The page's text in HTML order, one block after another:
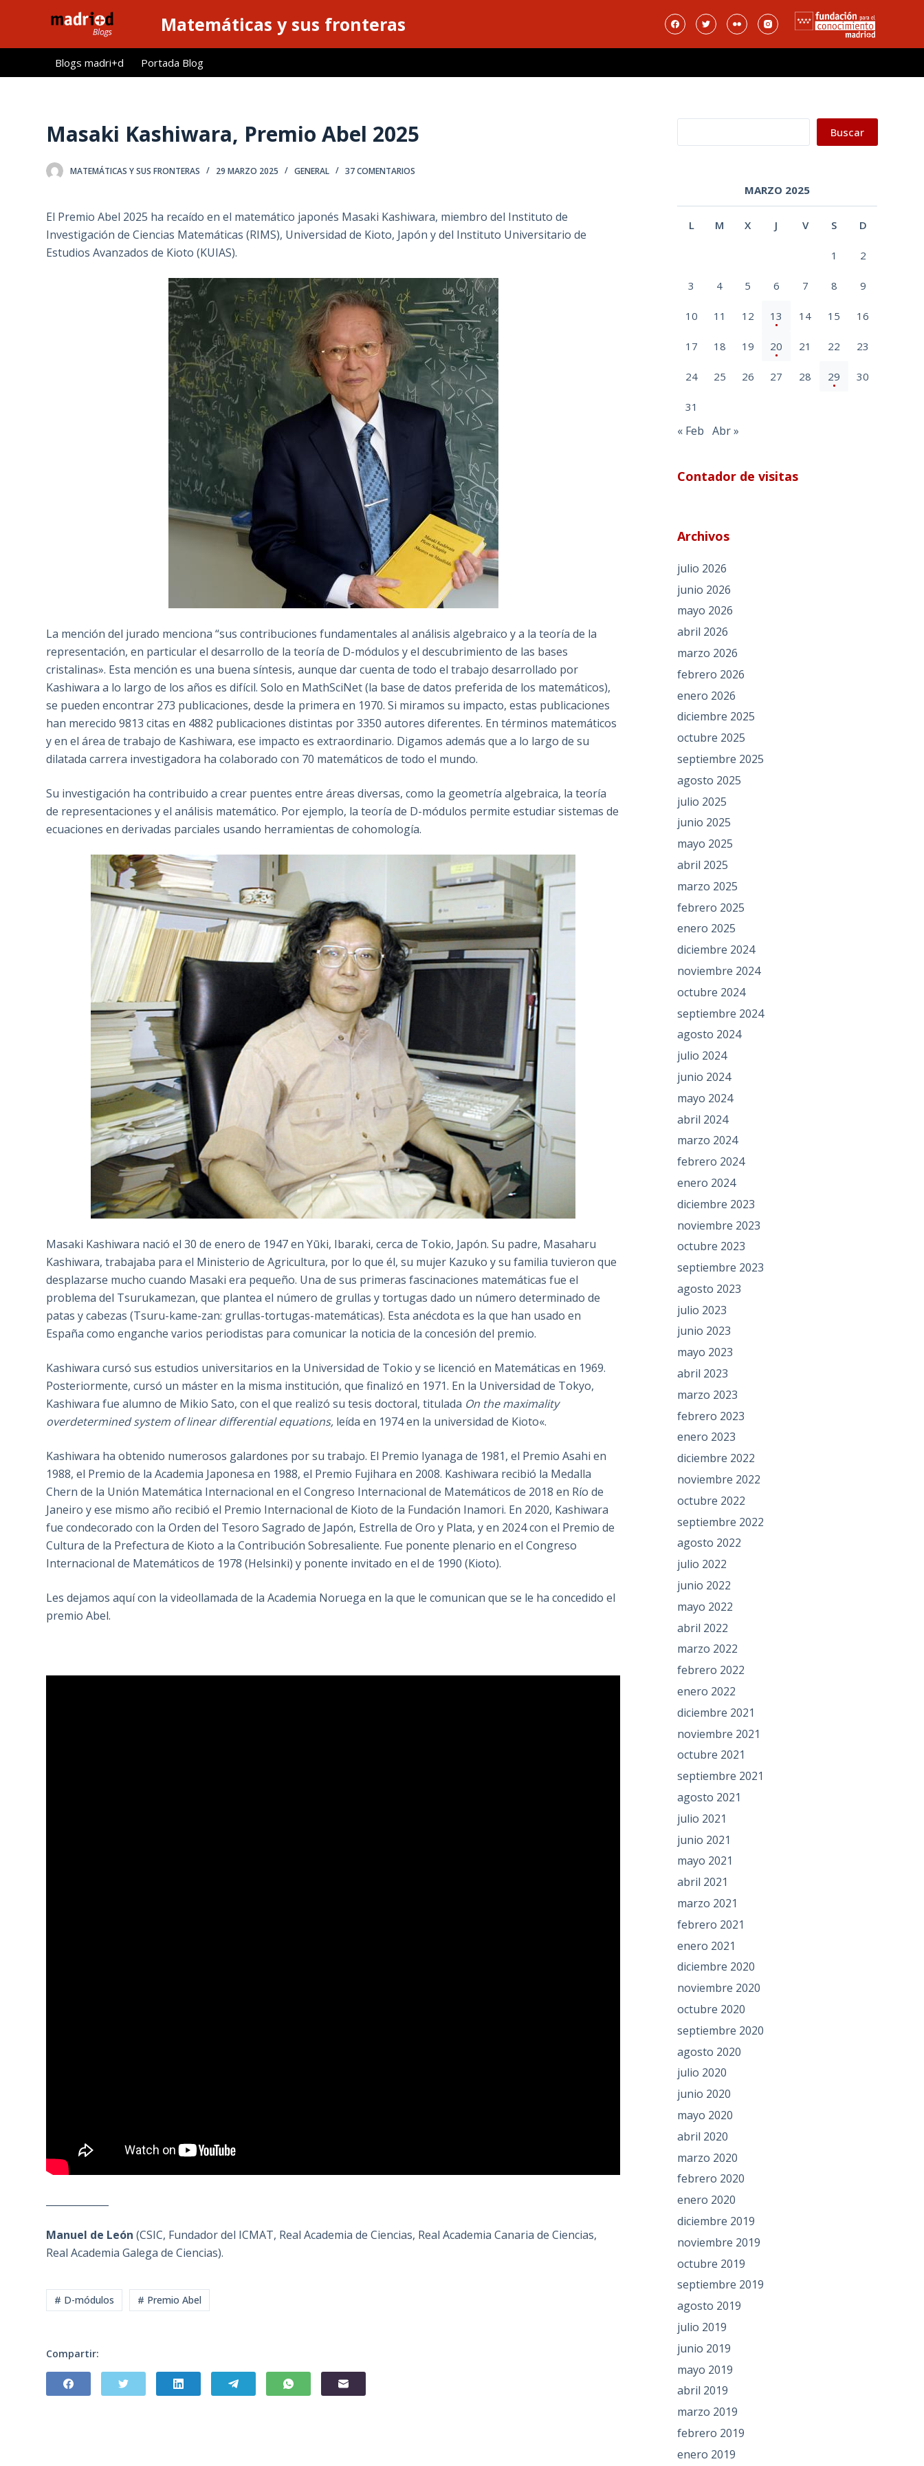
l
Matemáticas y sus fronteras
Blogs madri+d Portada Blog
Masaki Kashiwara, Premio Abel 2025
MATEMÁTICAS Y SUS FRONTERAS 29 MARZO 2025 GENERAL 37 COMENTARIOS
El Premio Abel 2025 ha recaído en el matemático japonés Masaki Kashiwara, miembro del Instituto de
Investigación de Ciencias Matemáticas (RIMS), Universidad de Kioto, Japón y del Instituto Universitario de
Estudios Avanzados de Kioto (KUIAS).
La mención del jurado menciona “sus contribuciones fundamentales al análisis algebraico y a la teoría de la
representación, en particular el desarrollo de la teoría de D-módulos y el descubrimiento de las bases
cristalinas». Esta mención es una buena síntesis, aunque dar cuenta de todo el trabajo desarrollado por
Kashiwara a lo largo de los años es difícil. Solo en MathSciNet (la base de datos preferida de los matemáticos),
se pueden encontrar 273 publicaciones, desde la primera en 1970. Si miramos su impacto, estas publicaciones
han merecido 9813 citas en 4882 publicaciones distintas por 3350 autores diferentes. En términos matemáticos
y en el área de trabajo de Kashiwara, ese impacto es extraordinario. Digamos además que a lo largo de su
dilatada carrera investigadora ha colaborado con 70 matemáticos de todo el mundo.
Su investigación ha contribuido a crear puentes entre áreas diversas, como la geometría algebraica, la teoría
de representaciones y el análisis matemático. Por ejemplo, la teoría de D-módulos permite estudiar sistemas de
ecuaciones en derivadas parciales usando herramientas de cohomología.
Masaki Kashiwara nació el 30 de enero de 1947 en Yūki, Ibaraki, cerca de Tokio, Japón. Su padre, Masaharu
Kashiwara, trabajaba para el Ministerio de Agricultura, por lo que él, su mujer Kazuko y su familia tuvieron que
desplazarse mucho cuando Masaki era pequeño. Una de sus primeras fascinaciones matemáticas fue el
problema del Tsurukamezan, que plantea el número de grullas y tortugas dado un número determinado de
patas y cabezas (Tsuru-kame-zan: grullas-tortugas-matemáticas). Esta anécdota es la que han usado en
España como enganche varios periodistas para comunicar la noticia de la concesión del premio.
Kashiwara cursó sus estudios universitarios en la Universidad de Tokio y se licenció en Matemáticas en 1969.
Posteriormente, cursó un máster en la misma institución, que finalizó en 1971. En la Universidad de Tokyo,
Kashiwara fue alumno de Mikio Sato, con el que realizó su tesis doctoral, titulada On the maximality
overdetermined system of linear differential equations, leída en 1974 en la universidad de Kioto«.
Kashiwara ha obtenido numerosos galardones por su trabajo. El Premio Iyanaga de 1981, el Premio Asahi en
1988, el Premio de la Academia Japonesa en 1988, el Premio Fujihara en 2008. Kashiwara recibió la Medalla
Chern de la Unión Matemática Internacional en el Congreso Internacional de Matemáticos de 2018 en Río de
Janeiro y ese mismo año recibió el Premio Internacional de Kioto de la Fundación Inamori. En 2020, Kashiwara
fue condecorado con la Orden del Tesoro Sagrado de Japón, Estrella de Oro y Plata, y en 2024 con el Premio de
Cultura de la Prefectura de Kioto a la Contribución Sobresaliente. Fue ponente plenario en el Congreso
Internacional de Matemáticos de 1978 (Helsinki) y ponente invitado en el de 1990 (Kioto).
Les dejamos aquí con la videollamada de la Academia Noruega en la que le comunican que se le ha concedido el
premio Abel.
Manuel de León (CSIC, Fundador del ICMAT, Real Academia de Ciencias, Real Academia Canaria de Ciencias,
Real Academia Galega de Ciencias).
# D-módulos # Premio Abel
Compartir:
Buscar
MARZO 2025
L M X J V S D
1 2
3 4 5 6 7 8 9
10 11 12 13 14 15 16
17 18 19 20 21 22 23
24 25 26 27 28 29 30
31
« Feb Abr »
Contador de visitas
Archivos
julio 2026
junio 2026
mayo 2026
abril 2026
marzo 2026
febrero 2026
enero 2026
diciembre 2025
octubre 2025
septiembre 2025
agosto 2025
julio 2025
junio 2025
mayo 2025
abril 2025
marzo 2025
febrero 2025
enero 2025
diciembre 2024
noviembre 2024
octubre 2024
septiembre 2024
agosto 2024
julio 2024
junio 2024
mayo 2024
abril 2024
marzo 2024
febrero 2024
enero 2024
diciembre 2023
noviembre 2023
octubre 2023
septiembre 2023
agosto 2023
julio 2023
junio 2023
mayo 2023
abril 2023
marzo 2023
febrero 2023
enero 2023
diciembre 2022
noviembre 2022
octubre 2022
septiembre 2022
agosto 2022
julio 2022
junio 2022
mayo 2022
abril 2022
marzo 2022
febrero 2022
enero 2022
diciembre 2021
noviembre 2021
octubre 2021
septiembre 2021
agosto 2021
julio 2021
junio 2021
mayo 2021
abril 2021
marzo 2021
febrero 2021
enero 2021
diciembre 2020
noviembre 2020
octubre 2020
septiembre 2020
agosto 2020
julio 2020
junio 2020
mayo 2020
abril 2020
marzo 2020
febrero 2020
enero 2020
diciembre 2019
noviembre 2019
octubre 2019
septiembre 2019
agosto 2019
julio 2019
junio 2019
mayo 2019
abril 2019
marzo 2019
febrero 2019
enero 2019